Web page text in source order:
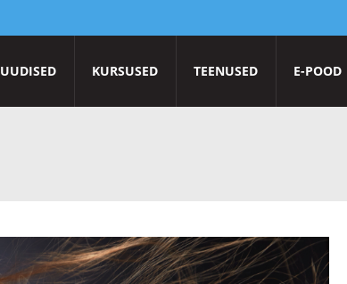
UUDISED KURSUSED TEENUSED E-POOD